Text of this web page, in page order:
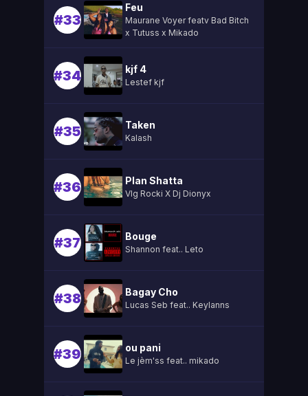
#33
Feu
Maurane Voyer featv Bad Bitch
x Tutuss x Mikado
#34 kjf 4
Lestef kjf
#35 Taken
Kalash
#36 Plan Shatta
Vlg Rocki X Dj Dionyx
#37 Bouge
Shannon feat.. Leto
#38 Bagay Cho
Lucas Seb feat.. Keylanns
#39 ou pani
Le jèm'ss feat.. mikado